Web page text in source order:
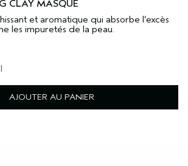
CLAY MASQUE
et aromatique qui absorbe l’excès
les impuretés de la peau.
AJOUTER AU PANIER